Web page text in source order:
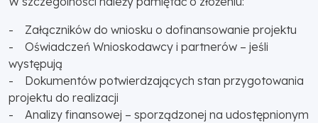
- Załączników do wniosku o dofinansowanie projektu
- Oświadczeń Wnioskodawcy i partnerów – jeśli
występują
- Dokumentów potwierdzających stan przygotowania
projektu do realizacji
- Analizy finansowej – sporządzonej na udostępnionym